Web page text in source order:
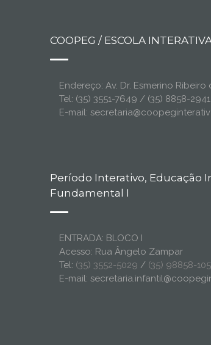
COOPEG / ESCOLA
Endereço: Av. Dr. Esmerino
Tel: (35) 3551-7649 / (35) 8858-2941
E-mail:
Período Interativo, Educação
Fundamental I
ENTRADA: BLOCO I
Acesso: Rua Ângelo Zampar
Tel: (35) 3552-5029 / (35) 98858-
E-mail: